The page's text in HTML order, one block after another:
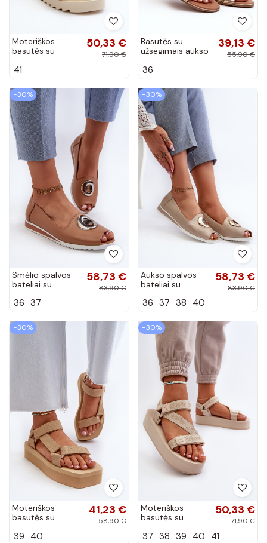
Moteriškos
basutės su
Star NN274751
50,33 €
71,90 €
41
Basutės su
užsegimais aukso
39,13 €
55,90 €
36
−30%
Smėlio spalvos
bateliai su
dirbtinės odos
58,73 €
83,90 €
36 37
−30%
Aukso spalvos
bateliai su
dirbtinės odos
58,73 €
83,90 €
36 37 38 40
−30%
Moteriškos
basutės su
spalvos Edireda
41,23 €
58,90 €
39 40
−30%
Moteriškos
basutės su
Star NN274A528
50,33 €
71,90 €
37 38 39 40 41